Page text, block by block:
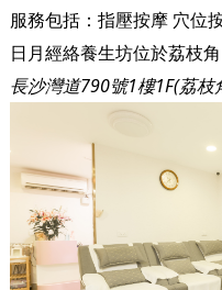
服務包括： 指壓按摩 穴位
長沙灣道790號1樓1F(荔枝